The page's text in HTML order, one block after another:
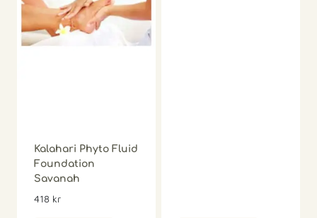
Kalahari Phyto Fluid
Foundation
Savanah
418 kr